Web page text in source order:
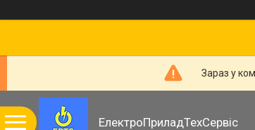
Зараз у
ЕлектроПриладТехСервіс